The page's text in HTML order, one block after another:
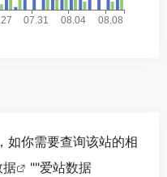
如你需要查询该站的相
据 ""爱站数据